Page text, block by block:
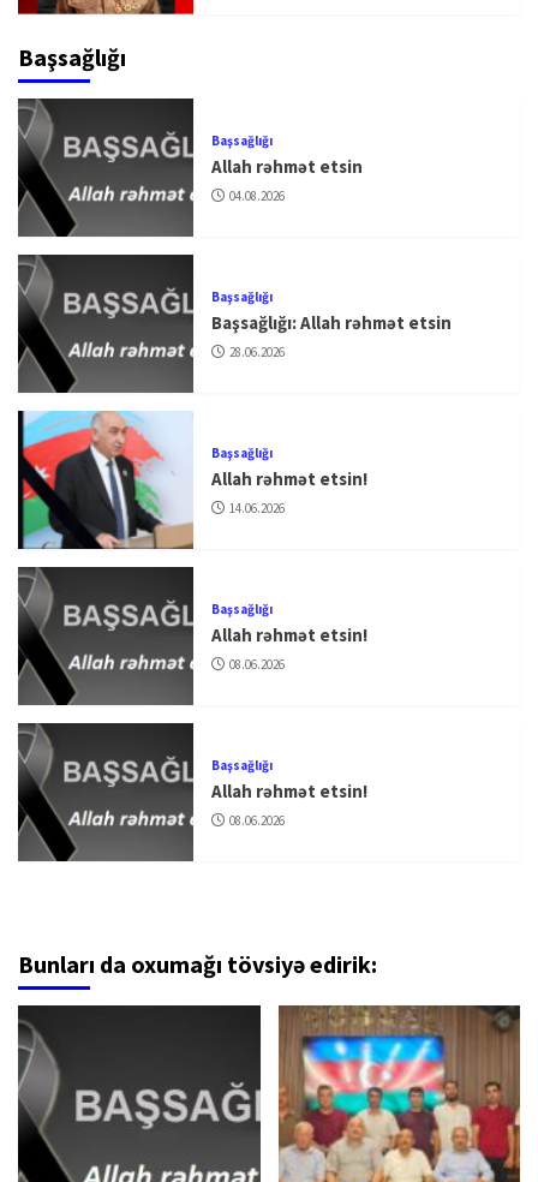
Başsağlığı
Başsağlığı
Allah rəhmət etsin
04.08.2026
Başsağlığı
Başsağlığı: Allah rəhmət etsin
28.06.2026
Başsağlığı
Allah rəhmət etsin!
14.06.2026
Başsağlığı
Allah rəhmət etsin!
08.06.2026
Başsağlığı
Allah rəhmət etsin!
08.06.2026
Bunları da oxumağı tövsiyə edirik: